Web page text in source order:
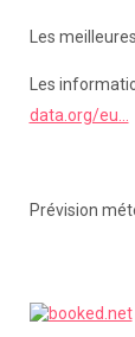
Les
Les
data.org/eu...
Prévision